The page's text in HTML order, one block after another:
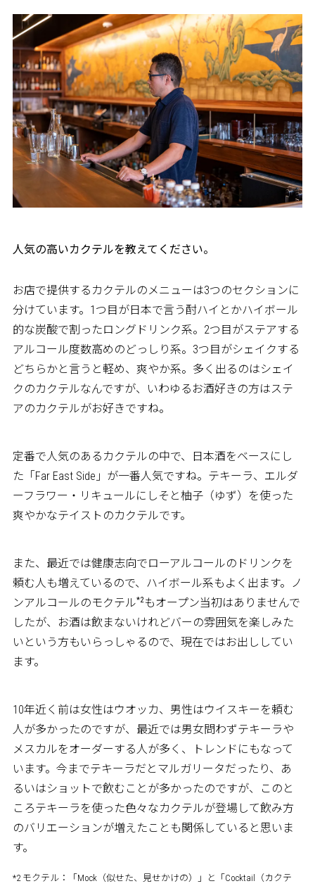
――人気の高いカクテルを教えてください。
お店で提供するカクテルのメニューは3つのセクションに
分けています。1つ目が日本で言う酎ハイとかハイボール
的な炭酸で割ったロングドリンク系。2つ目がステアする
アルコール度数高めのどっしり系。3つ目がシェイクする
どちらかと言うと軽め、爽やか系。多く出るのはシェイ
クのカクテルなんですが、いわゆるお酒好きの方はステ
アのカクテルがお好きですね。
定番で人気のあるカクテルの中で、日本酒をベースにし
た「Far East Side」が一番人気ですね。テキーラ、エルダ
ーフラワー・リキュールにしそと柚子（ゆず）を使った
爽やかなテイストのカクテルです。
また、最近では健康志向でローアルコールのドリンクを
頼む人も増えているので、ハイボール系もよく出ます。ノ
ンアルコールのモクテル*2もオープン当初はありませんで
したが、お酒は飲まないけれどバーの雰囲気を楽しみた
いという方もいらっしゃるので、現在ではお出ししてい
ます。
10年近く前は女性はウオッカ、男性はウイスキーを頼む
人が多かったのですが、最近では男女問わずテキーラや
メスカルをオーダーする人が多く、トレンドにもなって
います。今までテキーラだとマルガリータだったり、あ
るいはショットで飲むことが多かったのですが、このと
ころテキーラを使った色々なカクテルが登場して飲み方
のバリエーションが増えたことも関係していると思いま
す。
*2 モクテル：「Mock（似せた、見せかけの）」と「Cocktail（カクテ